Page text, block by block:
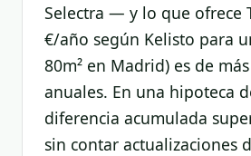
Selectra — y lo que ofrece
€/año según Kelisto para
80m² en Madrid) es de
anuales. En una hipoteca
diferencia acumulada
sin contar actualizaciones